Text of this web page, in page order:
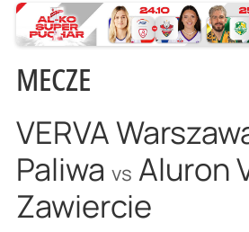
MECZE
VERVA
Paliwa vs Aluron
Zawiercie